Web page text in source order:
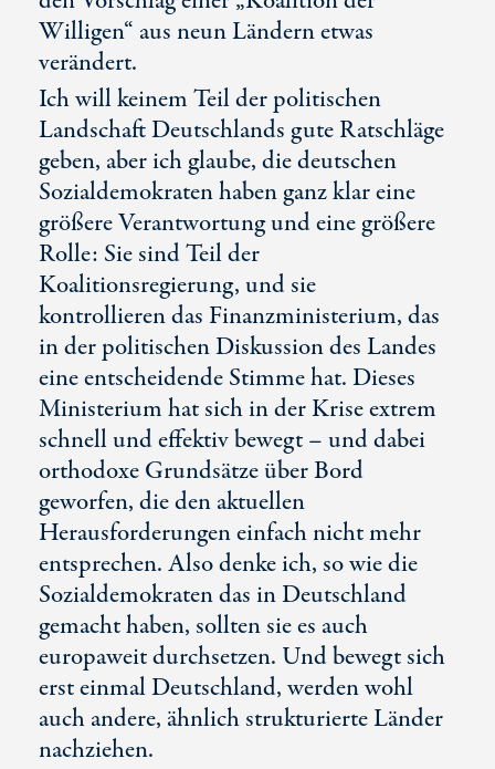
Willigen“ aus neun Ländern etwas
verändert.
Ich will keinem Teil der politischen
Landschaft Deutschlands gute Ratschläge
geben, aber ich glaube, die deutschen
Sozialdemokraten haben ganz klar eine
größere Verantwortung und eine größere
Rolle: Sie sind Teil der
Koalitionsregierung, und sie
kontrollieren das Finanzministerium, das
in der politischen Diskussion des Landes
eine entscheidende Stimme hat. Dieses
Ministerium hat sich in der Krise extrem
schnell und effektiv bewegt – und dabei
orthodoxe Grundsätze über Bord
geworfen, die den aktuellen
Herausforderungen einfach nicht mehr
entsprechen. Also denke ich, so wie die
Sozialdemokraten das in Deutschland
gemacht haben, sollten sie es auch
europaweit durchsetzen. Und bewegt sich
erst einmal Deutschland, werden wohl
auch andere, ähnlich strukturierte Länder
nachziehen.